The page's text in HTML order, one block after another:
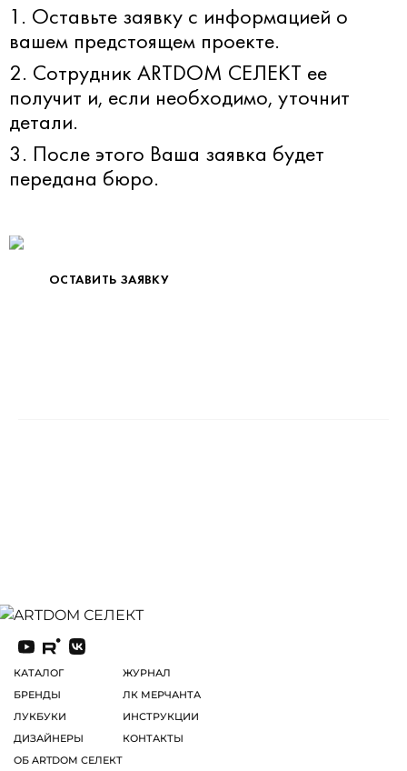
1. Оставьте заявку с информацией о
вашем предстоящем проекте.
2. Сотрудник ARTDOM СЕЛЕКТ ее
получит и, если необходимо, уточнит
детали.
3. После этого Ваша заявка будет
передана бюро.
ОСТАВИТЬ ЗАЯВКУ
КАТАЛОГ
БРЕНДЫ
ЛУКБУКИ
ДИЗАЙНЕРЫ
ОБ ARTDOM СЕЛЕКТ
ЖУРНАЛ
ЛК МЕРЧАНТА
ИНСТРУКЦИИ
КОНТАКТЫ